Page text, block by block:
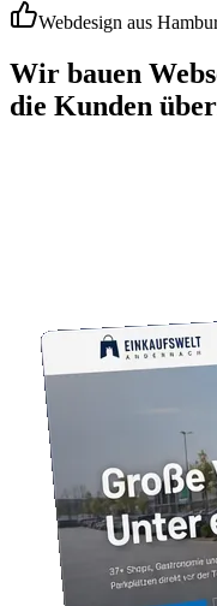
Webdesign aus
Wir bauen
die Kunden